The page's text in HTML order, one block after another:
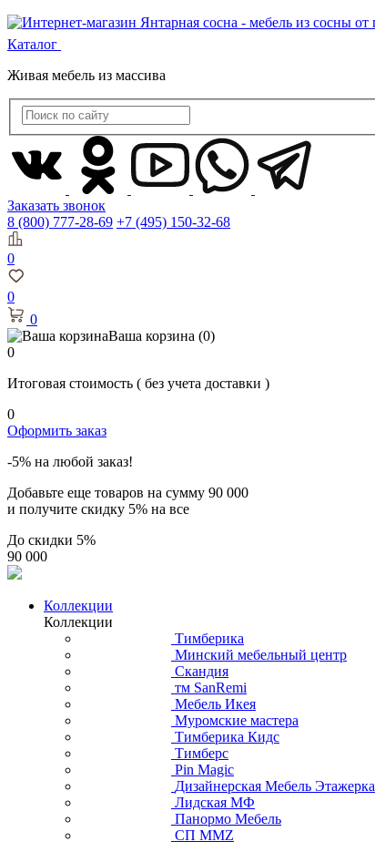
Каталог
Живая мебель из массива
Заказать звонок
8 (800) 777-28-69 +7 (495) 150-32-68
0
0
0
Ваша корзина (0)
0
Итоговая стоимость ( без учета доставки )
0
Оформить заказ
-5% на любой заказ!
Добавьте еще товаров на сумму 90 000
и получите скидку 5% на все
До скидки 5%
90 000
Коллекции
Коллекции
Тимберика
Минский мебельный центр
Скандия
тм SanRemi
Мебель Икея
Муромские мастера
Тимберика Кидс
Тимберс
Pin Magic
Дизайнерская Мебель Этажерка
Лидская МФ
Панормо Мебель
СП ММZ